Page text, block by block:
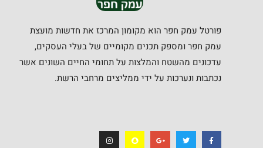
פורטל עמק חפר הוא מקומון המרכז את חדשות מועצת
עמק חפר ומספק תכנים מקומיים של בעלי העסקים,
עדכונים מהשטח והמלצות על תחומי החיים השונים אשר
נכתבות ונערכות על ידי ממליצים מרחבי הרשת.